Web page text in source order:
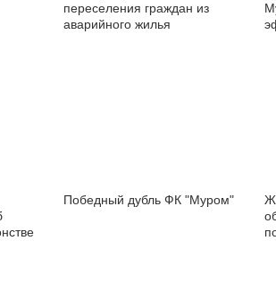
переселения граждан из
аварийного жилья
Победный дубль ФК "Муром"